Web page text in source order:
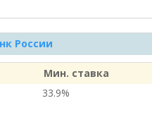
России
Мин. ставка
33.9%